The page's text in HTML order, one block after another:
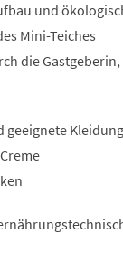
und
Mini-Teiches
die
geeignete Kleidung